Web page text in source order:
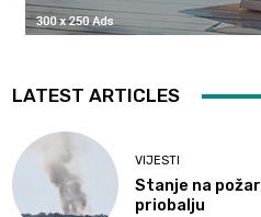
LATEST ARTICLES
VIJESTI
Stanje na
priobalju